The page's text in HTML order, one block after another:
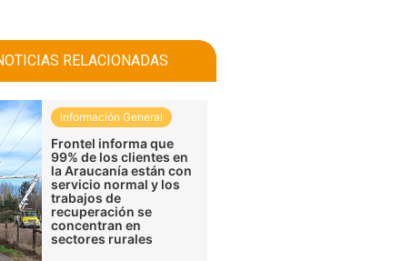
RELACIONADAS
Información General
Frontel informa que
99% de los clientes en
la Araucanía están con
servicio normal y los
trabajos de
recuperación se
concentran en
sectores rurales